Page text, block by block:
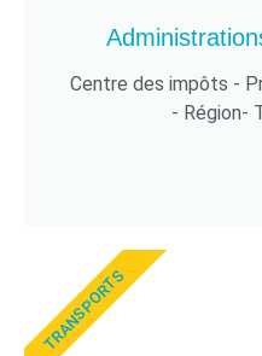
Centre des impôts -
- Région-
TRANSPORTS